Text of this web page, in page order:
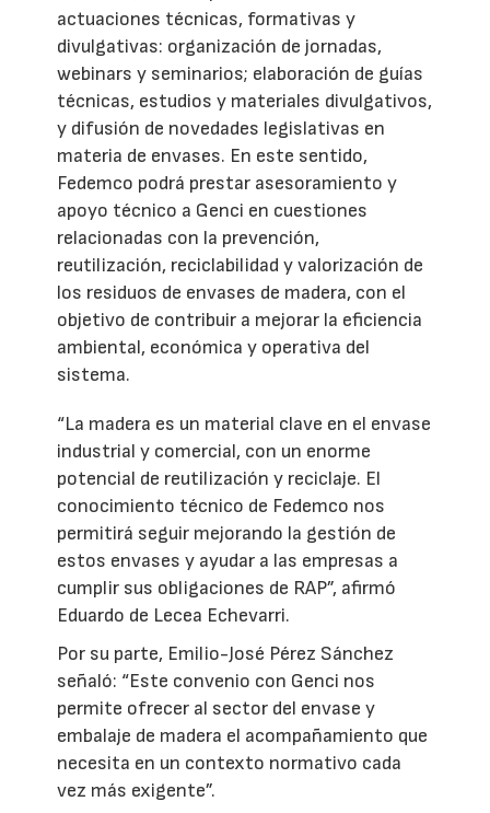
actuaciones técnicas, formativas y
divulgativas: organización de jornadas,
webinars y seminarios; elaboración de guías
técnicas, estudios y materiales divulgativos,
y difusión de novedades legislativas en
materia de envases. En este sentido,
Fedemco podrá prestar asesoramiento y
apoyo técnico a Genci en cuestiones
relacionadas con la prevención,
reutilización, reciclabilidad y valorización de
los residuos de envases de madera, con el
objetivo de contribuir a mejorar la eficiencia
ambiental, económica y operativa del
sistema.
“La madera es un material clave en el envase
industrial y comercial, con un enorme
potencial de reutilización y reciclaje. El
conocimiento técnico de Fedemco nos
permitirá seguir mejorando la gestión de
estos envases y ayudar a las empresas a
cumplir sus obligaciones de RAP”, afirmó
Eduardo de Lecea Echevarri.
Por su parte, Emilio-José Pérez Sánchez
señaló: “Este convenio con Genci nos
permite ofrecer al sector del envase y
embalaje de madera el acompañamiento que
necesita en un contexto normativo cada
vez más exigente”.